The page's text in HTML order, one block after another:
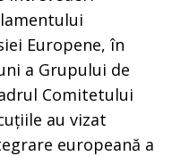
Europene, în
a Grupului de
Comitetului
au vizat
europeană a